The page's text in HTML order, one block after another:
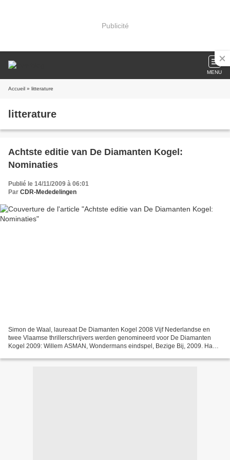
Publicité
MENU
Accueil » litterature
litterature
Achtste editie van De Diamanten Kogel:
Nominaties
Publié le 14/11/2009 à 06:01
Par CDR-Mededelingen
Simon de Waal, laureaat De Diamanten Kogel 2008 Vijf Nederlandse en
twee Vlaamse thrillerschrijvers werden genomineerd voor De Diamanten
Kogel 2009: Willem ASMAN, Wondermans eindspel, Bezige Bij, 2009. Hans